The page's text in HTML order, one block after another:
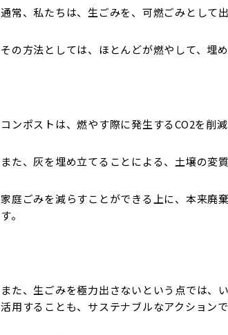
通常、私たちは、生ごみを、可燃ごみとして
その方法としては、ほとんどが燃やして、埋
コンポストは、燃やす際に発生するCO2を削
また、灰を埋め立てることによる、土壌の変
家庭ごみを減らすことができる上に、本来廃
す。
また、生ごみを極力出さないという点では、
活用することも、サステナブルなアクションで